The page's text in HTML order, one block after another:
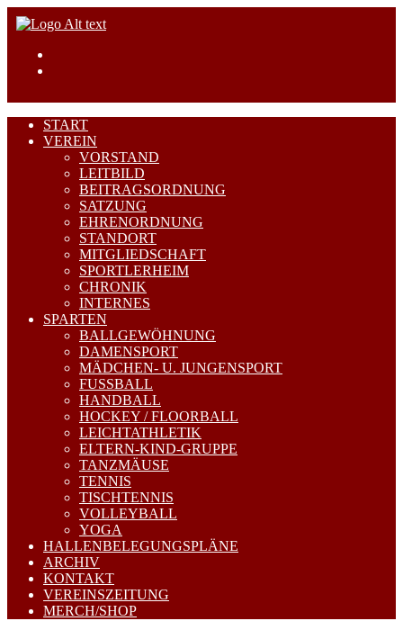
START
VEREIN
VORSTAND
LEITBILD
BEITRAGSORDNUNG
SATZUNG
EHRENORDNUNG
STANDORT
MITGLIEDSCHAFT
SPORTLERHEIM
CHRONIK
INTERNES
SPARTEN
BALLGEWÖHNUNG
DAMENSPORT
MÄDCHEN- U. JUNGENSPORT
FUSSBALL
HANDBALL
HOCKEY / FLOORBALL
LEICHTATHLETIK
ELTERN-KIND-GRUPPE
TANZMÄUSE
TENNIS
TISCHTENNIS
VOLLEYBALL
YOGA
HALLENBELEGUNGSPLÄNE
ARCHIV
KONTAKT
VEREINSZEITUNG
MERCH/SHOP